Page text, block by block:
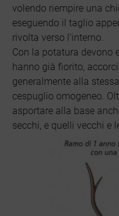
volendo riempire una
eseguendo il taglio
rivolta verso l’interno.
Con la potatura devono
hanno già fiorito,
generalmente alla
cespuglio omogeneo.
asportare alla base
secchi, e quelli vecchi e